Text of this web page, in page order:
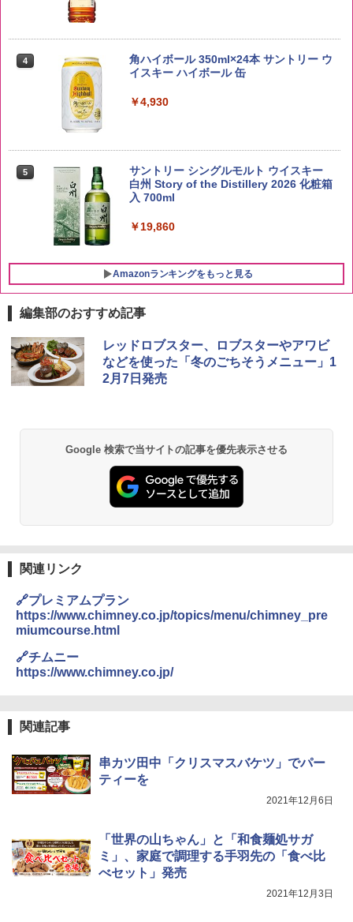
5kg 長野県産 令和7年産
kg 業務用 お米マイスターブレンド
￥2,680
4
角ハイボール 350ml×24本 サントリー ウ
イスキー ハイボール 缶
￥4,930
5
サントリー シングルモルト ウイスキー
白州 Story of the Distillery 2026 化粧箱
入 700ml
￥19,860
Amazonランキングをもっと見る
1
チキンラーメン どんぶり 85g×12個 日清
食品 インスタント カップ麺
￥1,939
【公式】ブタメン とんこつ味 35g×15個
麺 小腹 インスタント アウトドアにも ロ
ーリングストック 大人買い おやつカン
パニー
￥1,288
らに塩分控えめ 78g×12個
￥467
1
[山善] スチームオーブンレンジ 25L 一人
暮らし 二人暮らし フラットテーブル ス
チーム調理 自動メニュー19種搭載 角皿
付き ブラック MRK-F250TSV(B)
シャープ 過熱水蒸気 オーブンレンジ 23
L 1段調理 ブラック RE-WF232-B シンプ
ル操作 コンパクト 一人暮らし 二人暮ら
し らくチン!（絶対湿度）センサー ノン
フライ調理 トースト スチームあたため
3
[山善] スチームオーブンレンジ 省エネ
ック YRZ-WF150TV(B)
4
TOSHIBA(東芝) スチームオーブンレン
ジ 石窯ドーム ER-D80A(K) ブラック 25
0℃ 1段調理 フラットテーブル 電子レン
ジ 赤外線センサー ノンフライ調理 簡単
らし ファミリー
￥34,546
編集部のおすすめ記事
レッドロブスター、ロブスターやアワビ
などを使った「冬のごちそうメニュー」1
2月7日発売
Google 検索で当サイトの記事を優先表示させる
関連リンク
🔗プレミアムプラン
https://www.chimney.co.jp/topics/menu/chimney_pre
miumcourse.html
🔗チムニー
https://www.chimney.co.jp/
関連記事
串カツ田中「クリスマスバケツ」でパー
ティーを
2021年12月6日
「世界の山ちゃん」と「和食麺処サガ
ミ」、家庭で調理する手羽先の「食べ比
べセット」発売
2021年12月3日